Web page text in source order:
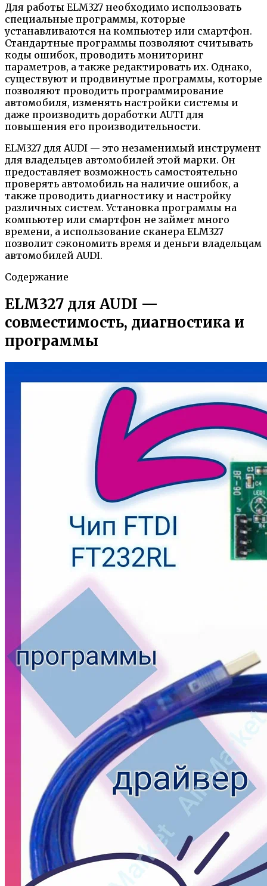
Для работы ELM327 необходимо использовать
специальные программы, которые
устанавливаются на компьютер или смартфон.
Стандартные программы позволяют считывать
коды ошибок, проводить мониторинг
параметров, а также редактировать их. Однако,
существуют и продвинутые программы, которые
позволяют проводить программирование
автомобиля, изменять настройки системы и
даже производить доработки AUTI для
повышения его производительности.
ELM327 для AUDI — это незаменимый инструмент
для владельцев автомобилей этой марки. Он
предоставляет возможность самостоятельно
проверять автомобиль на наличие ошибок, а
также проводить диагностику и настройку
различных систем. Установка программы на
компьютер или смартфон не займет много
времени, а использование сканера ELM327
позволит сэкономить время и деньги владельцам
автомобилей AUDI.
Содержание
ELM327 для AUDI —
совместимость, диагностика и
программы